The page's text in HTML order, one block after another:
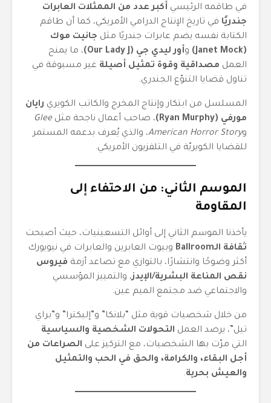
في طاقمه الرئيسي أكبر عدد من الممثلات العابرات
جندريًا في تاريخ الإنتاج الدرامي الأمريكي، كما أن طاقم
الكتابة نفسه يضم عابرات جندريًا مثل جانيت موك
(Janet Mock)
وأور ليدي جي (Our Lady J)
، ما يمنح
العمل مصداقية وقوة تمثيل أصيلة غير مسبوقة في
تناول قضايا التنوّع الجندري.
المسلسل من ابتكار وإنتاج المخرج والكاتب الكويري رايان
مورفي (Ryan Murphy)
، صاحب أعمال ناجحة مثلGlee
وAmerican Horror Story، والذي يُعرف بدعمه المستمر
للقضايا الكويريّة في التلفزيون الأمريكي.
الموسم الثاني: من الاحتفاء إلى
المقاومة
يأخذنا الموسم الثاني إلى أوائل التسعينيات، حيث أصبحت
ثقافة الـBallroom
وبيوت العابرين والعابرات في نيويورك
أكثر وضوحًا وانتشارًا، بالتوازي مع تصاعد أزمة فيروس
نقص المناعة البشرية/الإيدز، والتمييز المؤسسي
والاجتماعي ضد مجتمع الميم عين.
من خلال شخصيات قوية مثل “بلانكا” و”إليكترا” و”براي
تيل”، يرصد العمل التحولات الشخصية والسياسية
التي مرّت بها الشخصيات، مع التركيز على الصراعات من
أجل البقاء، والكرامة، والحق في الحب والتمثيل
والعيش بحرية.